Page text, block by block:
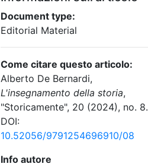
Document type:
Editorial Material
Come citare questo articolo:
Alberto De Bernardi,
L'insegnamento della storia,
"Storicamente", 20 (2024), no. 8.
DOI:
10.52056/9791254696910/08
Info autore